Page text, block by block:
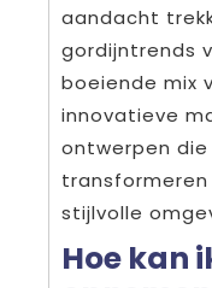
aandacht
gordijntrends
boeiende mix
innovatieve
ontwerpen die
stijlvolle
Hoe kan